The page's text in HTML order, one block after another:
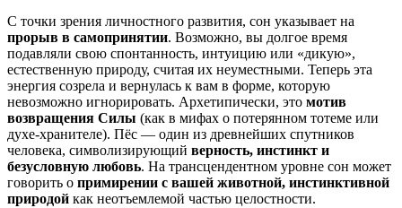
С точки зрения личностного развития, сон указывает на
прорыв в самопринятии. Возможно, вы долгое время
подавляли свою спонтанность, интуицию или «дикую»,
естественную природу, считая их неуместными. Теперь эта
энергия созрела и вернулась к вам в форме, которую
невозможно игнорировать. Архетипически, это мотив
возвращения Силы (как в мифах о потерянном тотеме или
духе-хранителе). Пёс — один из древнейших спутников
человека, символизирующий верность, инстинкт и
безусловную любовь. На трансцендентном уровне сон может
говорить о примирении с вашей животной, инстинктивной
природой как неотъемлемой частью целостности.